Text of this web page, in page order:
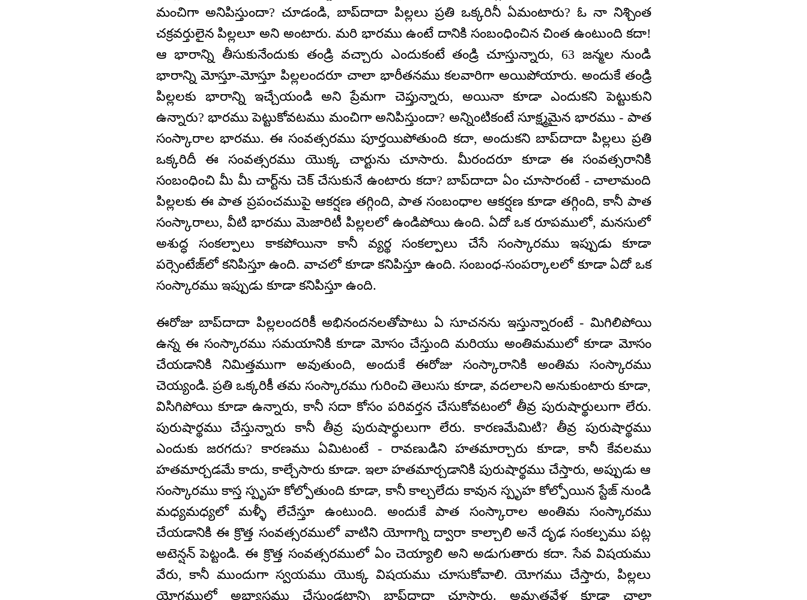
మంచిగా అనిపిస్తుందా? చూడండి, బాప్‌దాదా పిల్లలు ప్రతి ఒక్కరినీ ఏమంటారు? ఓ నా నిశ్చింత
చక్రవర్తులైన పిల్లలూ అని అంటారు. మరి భారము ఉంటే దానికి సంబంధించిన చింత ఉంటుంది కదా!
ఆ భారాన్ని తీసుకునేందుకు తండ్రి వచ్చారు ఎందుకంటే తండ్రి చూస్తున్నారు, 63 జన్మల నుండి
భారాన్ని మోస్తూ-మోస్తూ పిల్లలందరూ చాలా భారీతనము కలవారిగా అయిపోయారు. అందుకే తండ్రి
పిల్లలకు భారాన్ని ఇచ్చేయండి అని ప్రేమగా చెప్తున్నారు, అయినా కూడా ఎందుకని పెట్టుకుని
ఉన్నారు? భారము పెట్టుకోవటము మంచిగా అనిపిస్తుందా? అన్నింటికంటే సూక్ష్మమైన భారము - పాత
సంస్కారాల భారము. ఈ సంవత్సరము పూర్తయిపోతుంది కదా, అందుకని బాప్‌దాదా పిల్లలు ప్రతి
ఒక్కరిదీ ఈ సంవత్సరము యొక్క చార్టును చూసారు. మీరందరూ కూడా ఈ సంవత్సరానికి
సంబంధించి మీ మీ చార్ట్‌ను చెక్ చేసుకునే ఉంటారు కదా? బాప్‌దాదా ఏం చూసారంటే - చాలామంది
పిల్లలకు ఈ పాత ప్రపంచముపై ఆకర్షణ తగ్గింది, పాత సంబంధాల ఆకర్షణ కూడా తగ్గింది, కానీ పాత
సంస్కారాలు, వీటి భారము మెజారిటీ పిల్లలలో ఉండిపోయి ఉంది. ఏదో ఒక రూపములో, మనసులో
అశుద్ధ సంకల్పాలు కాకపోయినా కానీ వ్యర్థ సంకల్పాలు చేసే సంస్కారము ఇప్పుడు కూడా
పర్సెంటేజ్‌లో కనిపిస్తూ ఉంది. వాచలో కూడా కనిపిస్తూ ఉంది. సంబంధ-సంపర్కాలలో కూడా ఏదో ఒక
సంస్కారము ఇప్పుడు కూడా కనిపిస్తూ ఉంది.
ఈరోజు బాప్‌దాదా పిల్లలందరికీ అభినందనలతోపాటు ఏ సూచనను ఇస్తున్నారంటే - మిగిలిపోయి
ఉన్న ఈ సంస్కారము సమయానికి కూడా మోసం చేస్తుంది మరియు అంతిమములో కూడా మోసం
చేయడానికి నిమిత్తముగా అవుతుంది, అందుకే ఈరోజు సంస్కారానికి అంతిమ సంస్కారము
చెయ్యండి. ప్రతి ఒక్కరికీ తమ సంస్కారము గురించి తెలుసు కూడా, వదలాలని అనుకుంటారు కూడా,
విసిగిపోయి కూడా ఉన్నారు, కానీ సదా కోసం పరివర్తన చేసుకోవటంలో తీవ్ర పురుషార్థులుగా లేరు.
పురుషార్థము చేస్తున్నారు కానీ తీవ్ర పురుషార్థులుగా లేరు. కారణమేమిటి? తీవ్ర పురుషార్థము
ఎందుకు జరగదు? కారణము ఏమిటంటే - రావణుడిని హతమార్చారు కూడా, కానీ కేవలము
హతమార్చడమే కాదు, కాల్చేసారు కూడా. ఇలా హతమార్చడానికి పురుషార్థము చేస్తారు, అప్పుడు ఆ
సంస్కారము కాస్త స్పృహ కోల్పోతుంది కూడా, కానీ కాల్చలేదు కావున స్పృహ కోల్పోయిన స్టేజ్ నుండి
మధ్యమధ్యలో మళ్ళీ లేచేస్తూ ఉంటుంది. అందుకే పాత సంస్కారాల అంతిమ సంస్కారము
చేయడానికి ఈ క్రొత్త సంవత్సరములో వాటిని యోగాగ్ని ద్వారా కాల్చాలి అనే దృఢ సంకల్పము పట్ల
అటెన్షన్ పెట్టండి. ఈ క్రొత్త సంవత్సరములో ఏం చెయ్యాలి అని అడుగుతారు కదా. సేవ విషయము
వేరు, కానీ ముందుగా స్వయము యొక్క విషయము చూసుకోవాలి. యోగము చేస్తారు, పిల్లలు
యోగములో అభ్యాసము చేస్తుండటాన్ని బాప్‌దాదా చూస్తారు. అమృతవేళ కూడా చాలా